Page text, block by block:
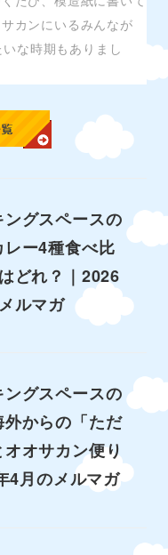
カンにいるみんなが
な時期もありまし
ングスペースの
レー4種食べ比
どれ？｜2026
ルマガ
ングスペースの
外からの「ただ
オサカン便り
4月のメルマガ